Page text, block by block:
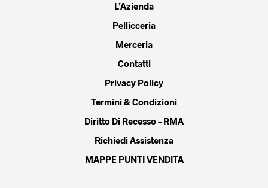
L’Azienda
Pellicceria
Merceria
Contatti
Privacy Policy
Termini & Condizioni
Diritto Di Recesso – RMA
Richiedi Assistenza
MAPPE PUNTI VENDITA